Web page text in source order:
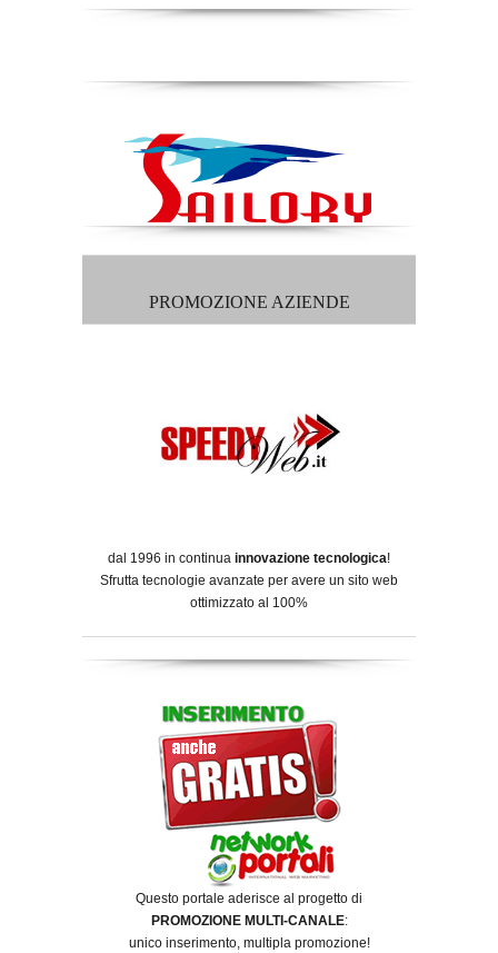
PROMOZIONE AZIENDE
dal 1996 in continua innovazione tecnologica!
Sfrutta tecnologie avanzate per avere un sito web
ottimizzato al 100%
Questo portale aderisce al progetto di
PROMOZIONE MULTI-CANALE:
unico inserimento, multipla promozione!